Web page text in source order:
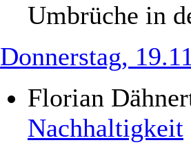
Umbrüche in
Donnerstag,
Florian
Nachhaltigkeit